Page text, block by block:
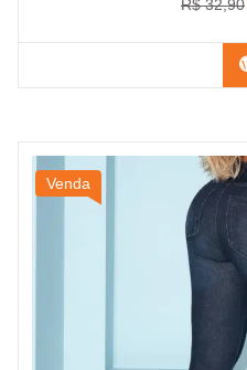
R$32,90
Venda